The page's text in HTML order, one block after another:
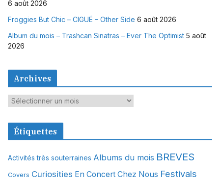
6 août 2026
Froggies But Chic – CIGUË – Other Side 6 août 2026
Album du mois – Trashcan Sinatras – Ever The Optimist 5 août
2026
Archives
A
c
v
e
Étiquettes
Activités très souterraines Albums du mois BREVES
Covers Curiosities En Concert Chez Nous Festivals